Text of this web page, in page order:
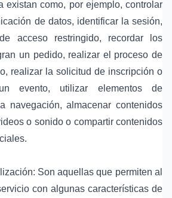
existan como, por ejemplo, controlar
de datos, identificar la sesión,
acceso restringido, recordar los
un pedido, realizar el proceso de
realizar la solicitud de inscripción o
evento, utilizar elementos de
navegación, almacenar contenidos
o sonido o compartir contenidos
Son aquellas que permiten al
con algunas características de